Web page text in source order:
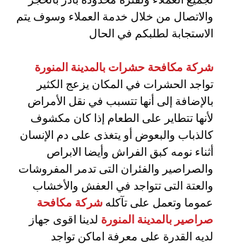
والاتصال من خلال خدمة العملاء وسوف يتم
الاستجابة لطلبكم في الحال
شركة مكافحة حشرات بالمدينة المنورة
تواجد الحشرات في المكان يزعج الكثير
بالإضافة إلى أنها تتسبب في نقل الأمراض
لأنها تتطاير على الطعام إذا كان مكشوف
كالذباب والبعوض أو يتغذى على دم الإنسان
أثناء نومه كبق الفراش وأيضا الابراص
والصراصير والفئران التى تدمر المفروشات
والعتة التى تتواجد في العفش والأخشاب
عموما وتعمل على تآكله شركة مكافحة
صراصير بالمدينة المنورة لدينا اقوى جهاز
لديه القدرة على معرفة اماكن تواجد